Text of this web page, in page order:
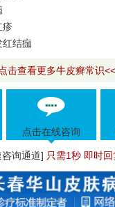
疹
红结痂
击查看更多牛皮癣常识<<
点击在线咨询
咨询通道] 只需1秒 即时回